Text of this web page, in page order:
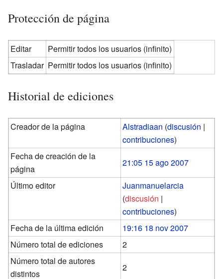
Protección de página
Editar
Permitir todos los usuarios (infinito)
Trasladar Permitir todos los usuarios (infinito)
Historial de ediciones
Creador de la página Alstradiaan (discusión |
contribuciones)
Fecha de creación de la
página
21:05 15 ago 2007
Último editor
Juanmanuelarcia
(discusión |
contribuciones)
Fecha de la última edición
19:16 18 nov 2007
Número total de ediciones
2
Número total de autores
distintos
2